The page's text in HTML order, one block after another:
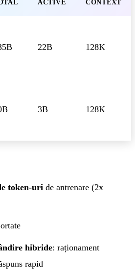
ACTIVE CONTEXT
22B 128K
3B 128K
token-uri de antrenare (2x
hibride: raționament
rapid